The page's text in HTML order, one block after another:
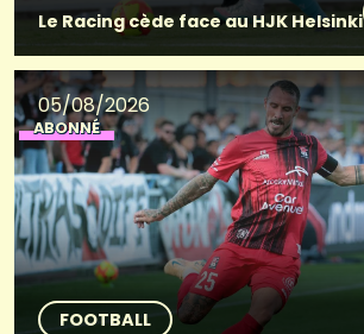
Le Racing cède face au HJK Helsinki
05/08/2026
ABONNÉ
FOOTBALL